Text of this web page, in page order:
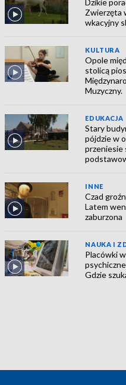
Zwierzęta
wkacyjny
KULTURA
Opole
stolicą
Muzyczny.
EDUKACJA
Stary
pójdzie w
przeniesie
INNE
Czad
Latem
zaburzona
NAUKA I
Placówki
Gdzie